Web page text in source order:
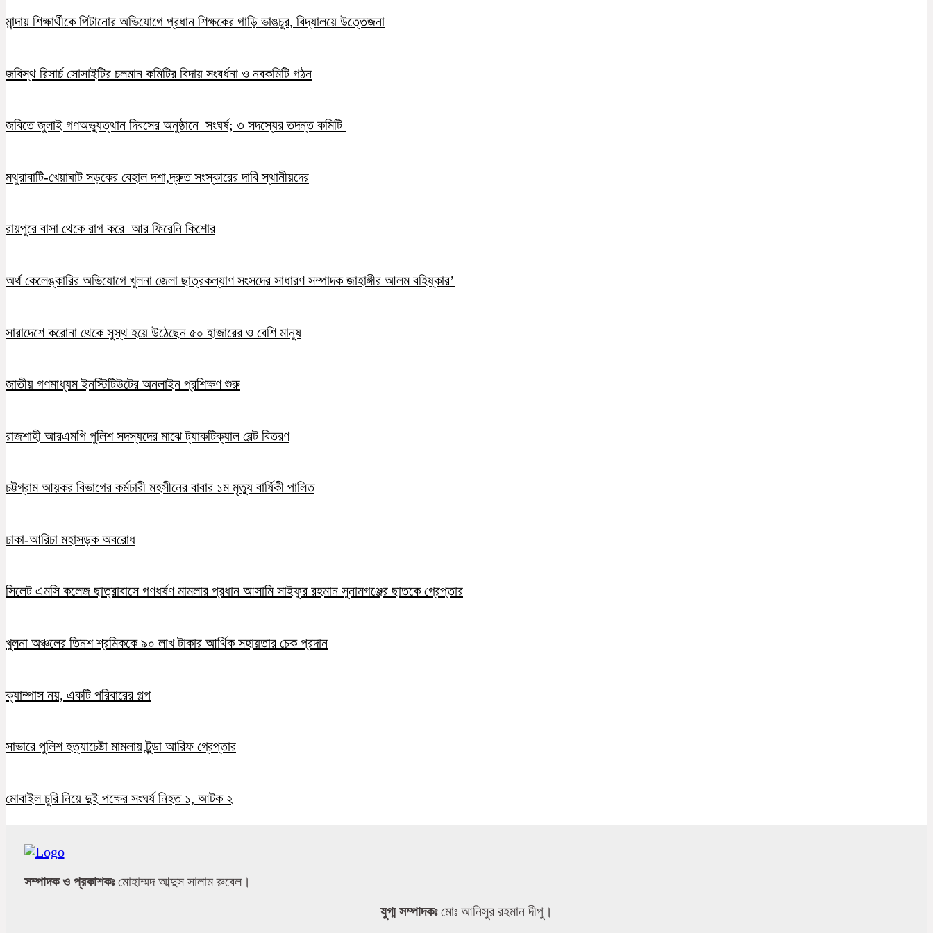
মান্দায় শিক্ষার্থীকে পিটানোর অভিযোগে প্রধান শিক্ষকের গাড়ি ভাঙচুর, বিদ্যালয়ে উত্তেজনা
জবিস্থ রিসার্চ সোসাইটির চলমান কমিটির বিদায় সংবর্ধনা ও নবকমিটি গঠন
জবিতে জুলাই গণঅভ্যুত্থান দিবসের অনুষ্ঠানে সংঘর্ষ; ৩ সদস্যের তদন্ত কমিটি
মথুরাবাটি-খেয়াঘাট সড়কের বেহাল দশা,দ্রুত সংস্কারের দাবি স্থানীয়দের
রায়পুরে বাসা থেকে রাগ করে আর ফিরেনি কিশোর
অর্থ কেলেঙ্কারির অভিযোগে খুলনা জেলা ছাত্রকল্যাণ সংসদের সাধারণ সম্পাদক জাহাঙ্গীর আলম বহিষ্কার’
সারাদেশে করোনা থেকে সুস্থ হয়ে উঠেছেন ৫০ হাজারের ও বেশি মানুষ
জাতীয় গণমাধ্যম ইনস্টিটিউটের অনলাইন প্রশিক্ষণ শুরু
রাজশাহী আরএমপি পুলিশ সদস্যদের মাঝে ট্যাকটিক্যাল বেল্ট বিতরণ
চট্টগ্রাম আয়কর বিভাগের কর্মচারী মহসীনের বাবার ১ম মৃত্যু বার্ষিকী পালিত
ঢাকা-আরিচা মহাসড়ক অবরোধ
সিলেট এমসি কলেজ ছাত্রাবাসে গণধর্ষণ মামলার প্রধান আসামি সাইফুর রহমান সুনামগঞ্জের ছাতকে গ্রেপ্তার
খুলনা অঞ্চলের তিনশ শ্রমিককে ৯০ লাখ টাকার আর্থিক সহায়তার চেক প্রদান
ক্যাম্পাস নয়, একটি পরিবারের গল্প
সাভারে পুলিশ হত্যাচেষ্টা মামলায় টুন্ডা আরিফ গ্রেপ্তার
মোবাইল চুরি নিয়ে দুই পক্ষের সংঘর্ষ নিহত ১, আটক ২
সম্পাদক ও প্রকাশকঃমোহাম্মদ আব্দুস সালাম রুবেল।
যুগ্ম সম্পাদকঃমোঃ আনিসুর রহমান দীপু।